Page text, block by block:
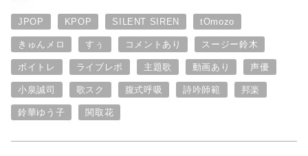
JPOP KPOP SILENT SIREN tOmozo
きゅんメロ すぅ コメントあり スージー鈴木
ボイトレ ライブレポ 主題歌 動画あり 声優
小泉誠司 歌スク 腹式呼吸 詩吟師範 邦楽
鈴華ゆう子 関取花